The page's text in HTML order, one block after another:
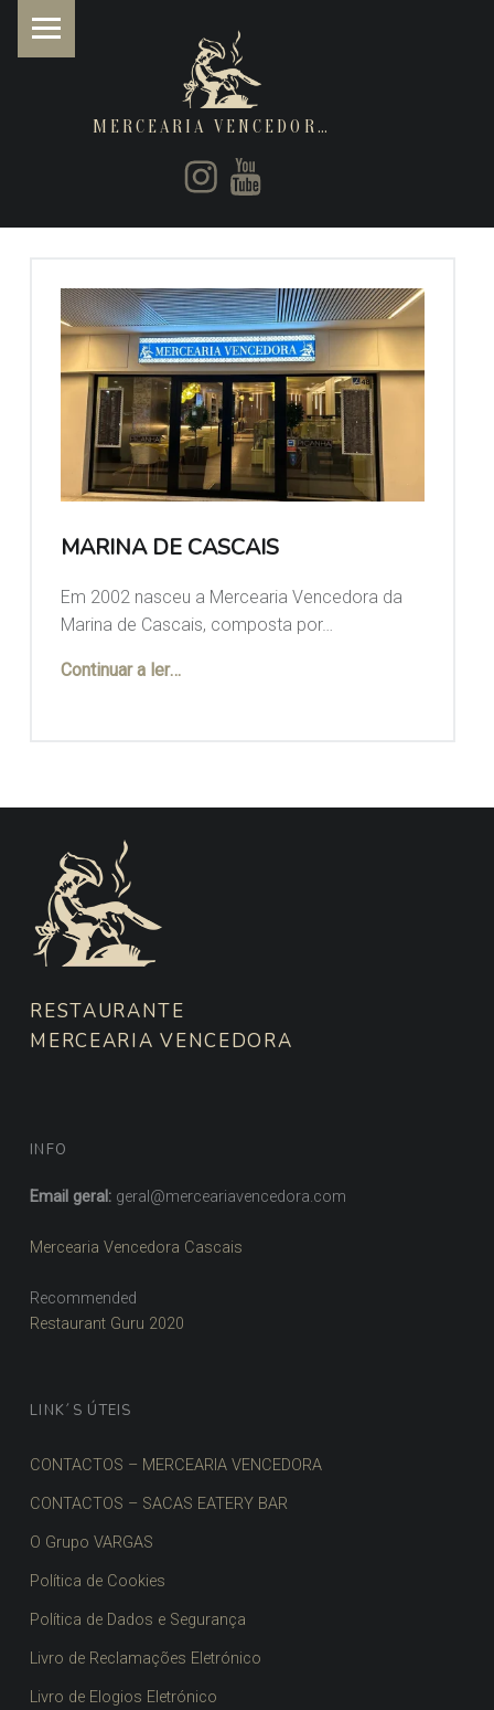
MERCEARIA VENCEDORA
Instagram
Youtube
MARINA DE CASCAIS
Em 2002 nasceu a Mercearia Vencedora da
Marina de Cascais, composta por…
Continuar a ler…
FOOTER SIDEBAR
RESTAURANTE
MERCEARIA VENCEDORA
INFO
Email geral: geral@merceariavencedora.com
Mercearia Vencedora Cascais
Recommended
Restaurant Guru 2020
LINK´S ÚTEIS
CONTACTOS – MERCEARIA VENCEDORA
CONTACTOS – SACAS EATERY BAR
O Grupo VARGAS
Política de Cookies
Política de Dados e Segurança
Livro de Reclamações Eletrónico
Livro de Elogios Eletrónico